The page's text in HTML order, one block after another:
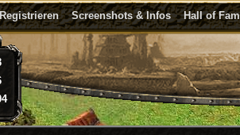
Registrieren Screenshots & Infos Hall of